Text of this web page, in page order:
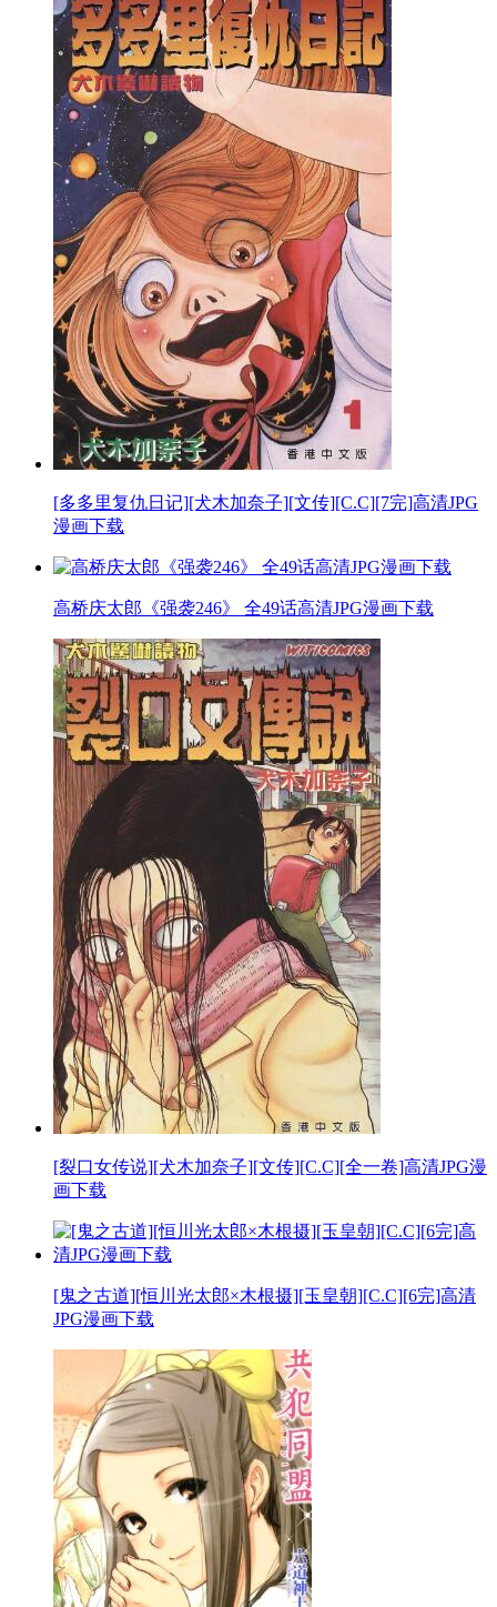
[多多里复仇日记][犬木加奈子][文传][C.C][7完]高清JPG
漫画下载
高桥庆太郎《强袭246》 全49话高清JPG漫画下载
[裂口女传说][犬木加奈子][文传][C.C][全一卷]高清JPG漫
画下载
[鬼之古道][恒川光太郎×木根摄][玉皇朝][C.C][6完]高清
JPG漫画下载